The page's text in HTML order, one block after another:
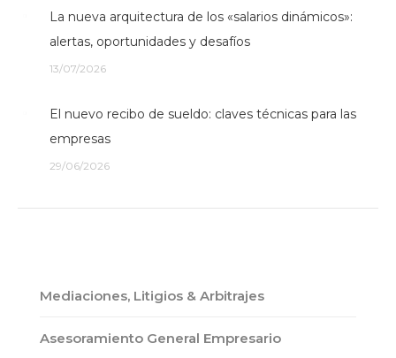
La nueva arquitectura de los «salarios dinámicos»:
alertas, oportunidades y desafíos
13/07/2026
El nuevo recibo de sueldo: claves técnicas para las
empresas
29/06/2026
Mediaciones, Litigios & Arbitrajes
Asesoramiento General Empresario